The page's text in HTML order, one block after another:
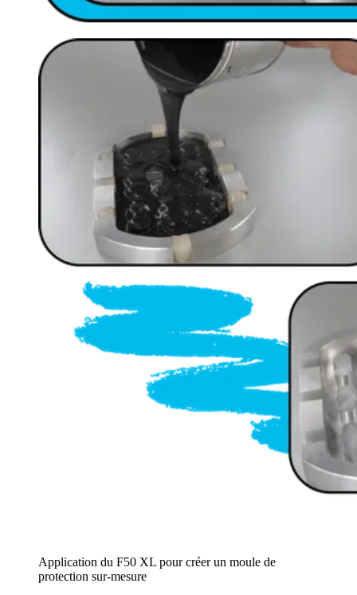
Application du F50 XL pour créer un moule de
protection sur-mesure